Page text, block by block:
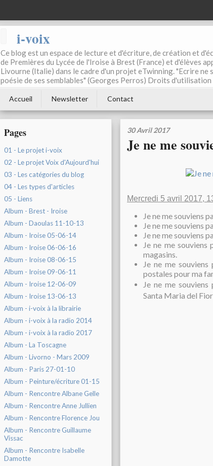
i-voix
Ce blog est un espace de lecture et d'écriture, de création et
de Premières du Lycée de l'Iroise à Brest (France) et d'élèves
Livourne (Italie) dans le cadre d'un projet eTwinning. "Ecrire
poésie de ses semblables" (Georges Perros) Droits d'utilisation
Accueil Newsletter Contact
Pages
01 - Le projet i-voix
02 - Le projet Voix d'Aujourd'hui
03 - Les catégories du blog
04 - Les types d'articles
05 - Liens
Album - Brest - Iroise
Album - Daoulas 11-10-13
Album - Iroise 05-06-14
Album - Iroise 06-06-16
Album - Iroise 08-06-15
Album - Iroise 09-06-11
Album - Iroise 12-06-09
Album - Iroise 13-06-13
Album - i-voix à la librairie
Album - i-voix à la radio 2014
Album - i-voix à la radio 2017
Album - La Toscagne
Album - Livorno - Mars 2009
Album - Paris 27-01-10
Album - Peinture/écriture 01-15
Album - Rencontre Albane Gelle
Album - Rencontre Anne Jullien
Album - Rencontre Florence Jou
Album - Rencontre Guillaume
Vissac
Album - Rencontre Isabelle
Damotte
30 Avril 2017
Je ne me
Mercredi 5 avril 2017,
Je ne me souviens
Je ne me souviens
Je ne me souviens
Je ne me souviens
magasins.
Je ne me
postales pour ma
Je ne me
Santa Maria del